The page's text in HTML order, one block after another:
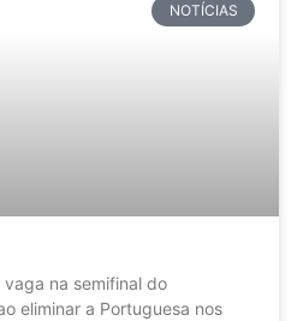
NOTÍCIAS
na semifinal do
eliminar a Portuguesa nos